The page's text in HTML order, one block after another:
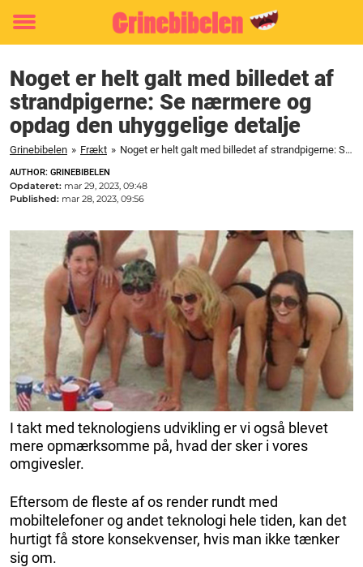
Toggle
Noget er helt galt med billedet af
strandpigerne: Se nærmere og
opdag den uhyggelige detalje
Grinebibelen » Frækt » Noget er helt galt med billedet af strandpigerne: Se nærmere og opdag den uhyggelige detalje
AUTHOR: GRINEBIBELEN
Opdateret: mar 29, 2023, 09:48
Published: mar 28, 2023, 09:56
I takt med teknologiens udvikling er vi også blevet
mere opmærksomme på, hvad der sker i vores
omgivesler.
Eftersom de fleste af os render rundt med
mobiltelefoner og andet teknologi hele tiden, kan det
hurtigt få store konsekvenser, hvis man ikke tænker
sig om.